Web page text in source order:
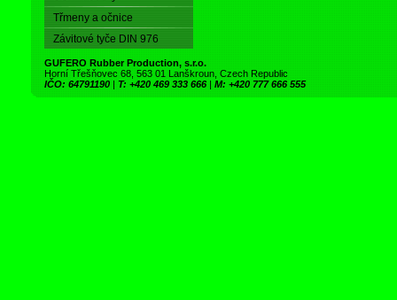
Třmeny a očnice
Závitové tyče DIN 976
GUFERO Rubber Production, s.r.o.
Horní Třešňovec 68, 563 01 Lanškroun, Czech Republic
IČO: 64791190 | T: +420 469 333 666 | M: +420 777 666 555